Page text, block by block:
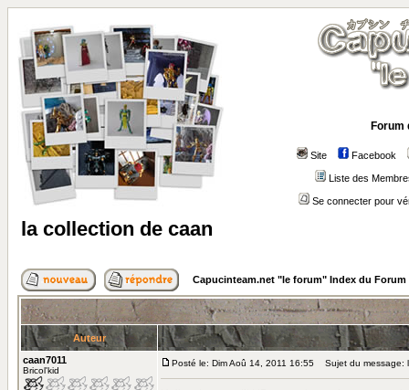
Forum
Site Facebook
Liste des
Se connecter pour
la collection de caan
Capucinteam.net "le forum" Index du Forum
Auteur
caan7011
Bricol'kid
Posté le: Dim Aoû 14, 2011 16:55 Sujet du message: